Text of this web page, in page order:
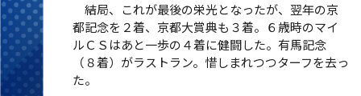
結局、これが最後の栄光となったが、翌年の京
都記念を２着、京都大賞典も３着。６歳時のマイ
ルＣＳはあと一歩の４着に健闘した。有馬記念
（８着）がラストラン。惜しまれつつターフを去っ
た。